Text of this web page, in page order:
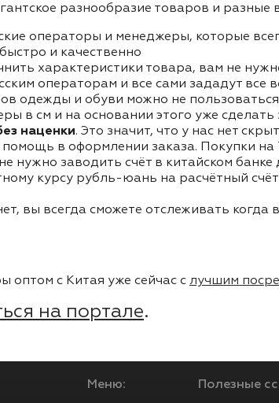
разнообразие товаров и разные
операторы и менеджеры, которые
и качественно
характеристики товара, вам не
операторам и все сами зададут все
одежды и обуви можно не
в см и на основании этого уже сделать
наценки. Это значит, что у нас нет
в оформлении заказа. Покупки на
нужно заводить счёт в китайском
курсу рубль-юань на расчётный
вы всегда сможете отслеживать когда
оптом с Китая уже сейчас с лучшим
на портале.
Меню: Полезные